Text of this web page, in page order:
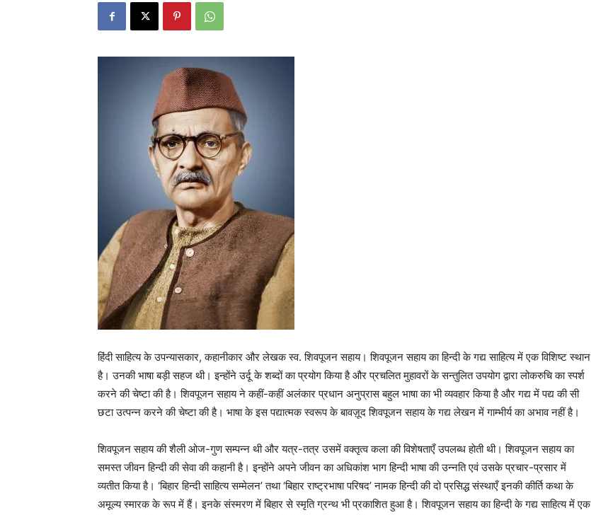
हिंदी साहित्य के उपन्यासकार, कहानीकार और लेखक स्व. शिवपूजन सहाय। शिवपूजन सहाय का हिन्दी के गद्य साहित्य में एक विशिष्ट स्थान
है। उनकी भाषा बड़ी सहज थी। इन्होंने उर्दू के शब्दों का प्रयोग किया है और प्रचलित मुहावरों के सन्तुलित उपयोग द्वारा लोकरुचि का स्पर्श
करने की चेष्टा की है। शिवपूजन सहाय ने कहीं-कहीं अलंकार प्रधान अनुप्रास बहुल भाषा का भी व्यवहार किया है और गद्य में पद्य की सी
छटा उत्पन्न करने की चेष्टा की है। भाषा के इस पद्यात्मक स्वरूप के बावज़ूद शिवपूजन सहाय के गद्य लेखन में गाम्भीर्य का अभाव नहीं है।
शिवपूजन सहाय की शैली ओज-गुण सम्पन्न थी और यत्र-तत्र उसमें वक्तृत्व कला की विशेषताएँ उपलब्ध होती थी। शिवपूजन सहाय का
समस्त जीवन हिन्दी की सेवा की कहानी है। इन्होंने अपने जीवन का अधिकांश भाग हिन्दी भाषा की उन्नति एवं उसके प्रचार-प्रसार में
व्यतीत किया है। ‘बिहार हिन्दी साहित्य सम्मेलन’ तथा ‘बिहार राष्ट्रभाषा परिषद’ नामक हिन्दी की दो प्रसिद्ध संस्थाएँ इनकी कीर्ति कथा के
अमूल्य स्मारक के रूप में हैं। इनके संस्मरण में बिहार से स्मृति ग्रन्थ भी प्रकाशित हुआ है। शिवपूजन सहाय का हिन्दी के गद्य साहित्य में एक